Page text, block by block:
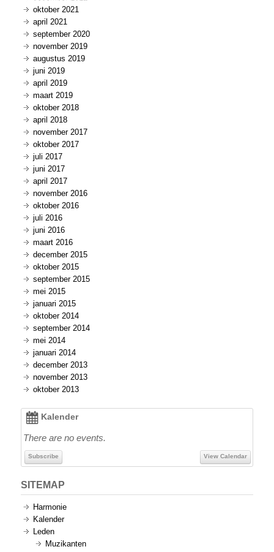
oktober 2021
april 2021
september 2020
november 2019
augustus 2019
juni 2019
april 2019
maart 2019
oktober 2018
april 2018
november 2017
oktober 2017
juli 2017
juni 2017
april 2017
november 2016
oktober 2016
juli 2016
juni 2016
maart 2016
december 2015
oktober 2015
september 2015
mei 2015
januari 2015
oktober 2014
september 2014
mei 2014
januari 2014
december 2013
november 2013
oktober 2013
Kalender
There are no events.
Subscribe View Calendar
SITEMAP
Harmonie
Kalender
Leden
Muzikanten